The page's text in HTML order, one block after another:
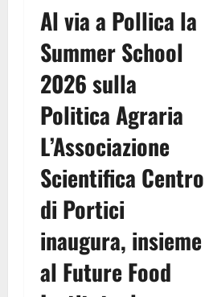
Al via a Pollica la
Summer School
2026 sulla
Politica Agraria
L’Associazione
Scientifica Centro
di Portici
inaugura, insieme
al Future Food